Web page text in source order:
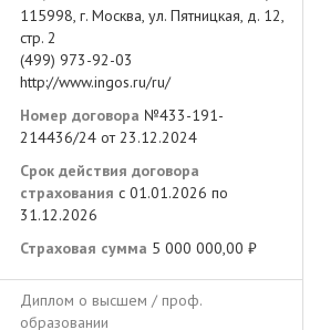
115998, г. Москва, ул. Пятницкая, д. 12,
стр. 2
(499) 973-92-03
http://www.ingos.ru/ru/
Номер договора №433-191-
214436/24 от 23.12.2024
Срок действия договора
страхования с 01.01.2026 по
31.12.2026
Страховая сумма 5 000 000,00 ₽
Диплом о высшем / проф.
образовании